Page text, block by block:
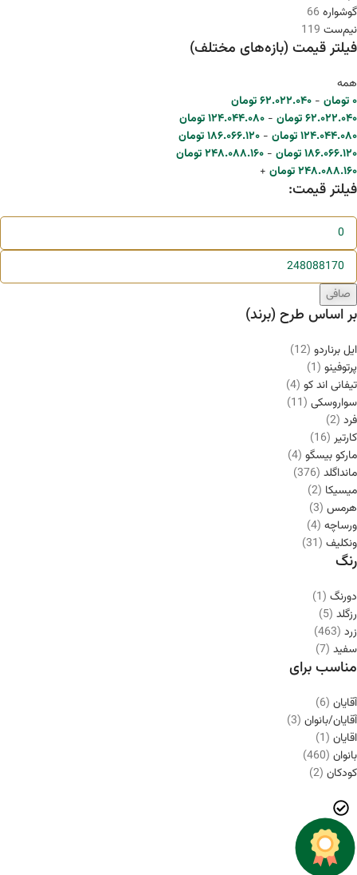
گوشواره66
نیم‌ست 119
فیلتر قیمت (بازه‌های مختلف)
همه
۰تومان - ۶۲.۰۲۲.۰۴۰تومان
۶۲.۰۲۲.۰۴۰تومان - ۱۲۴.۰۴۴.۰۸۰تومان
۱۲۴.۰۴۴.۰۸۰تومان - ۱۸۶.۰۶۶.۱۲۰تومان
۱۸۶.۰۶۶.۱۲۰تومان - ۲۴۸.۰۸۸.۱۶۰تومان
۲۴۸.۰۸۸.۱۶۰تومان +
فیلتر قیمت:
صافی
بر اساس طرح (برند)
ایل برناردو (12)
پرتوفینو (1)
تیفانی اند کو (4)
سواروسکی (11)
فرد (2)
کارتیر (16)
مارکو بیسگو (4)
مانداگلد (376)
میسیکا (2)
هرمس (3)
ورساچه (4)
ونکلیف (31)
رنگ
دورنگ (1)
رزگلد (5)
زرد (463)
سفید (7)
مناسب برای
آقایان (6)
آقایان/بانوان (3)
اقایان (1)
بانوان (460)
کودکان (2)